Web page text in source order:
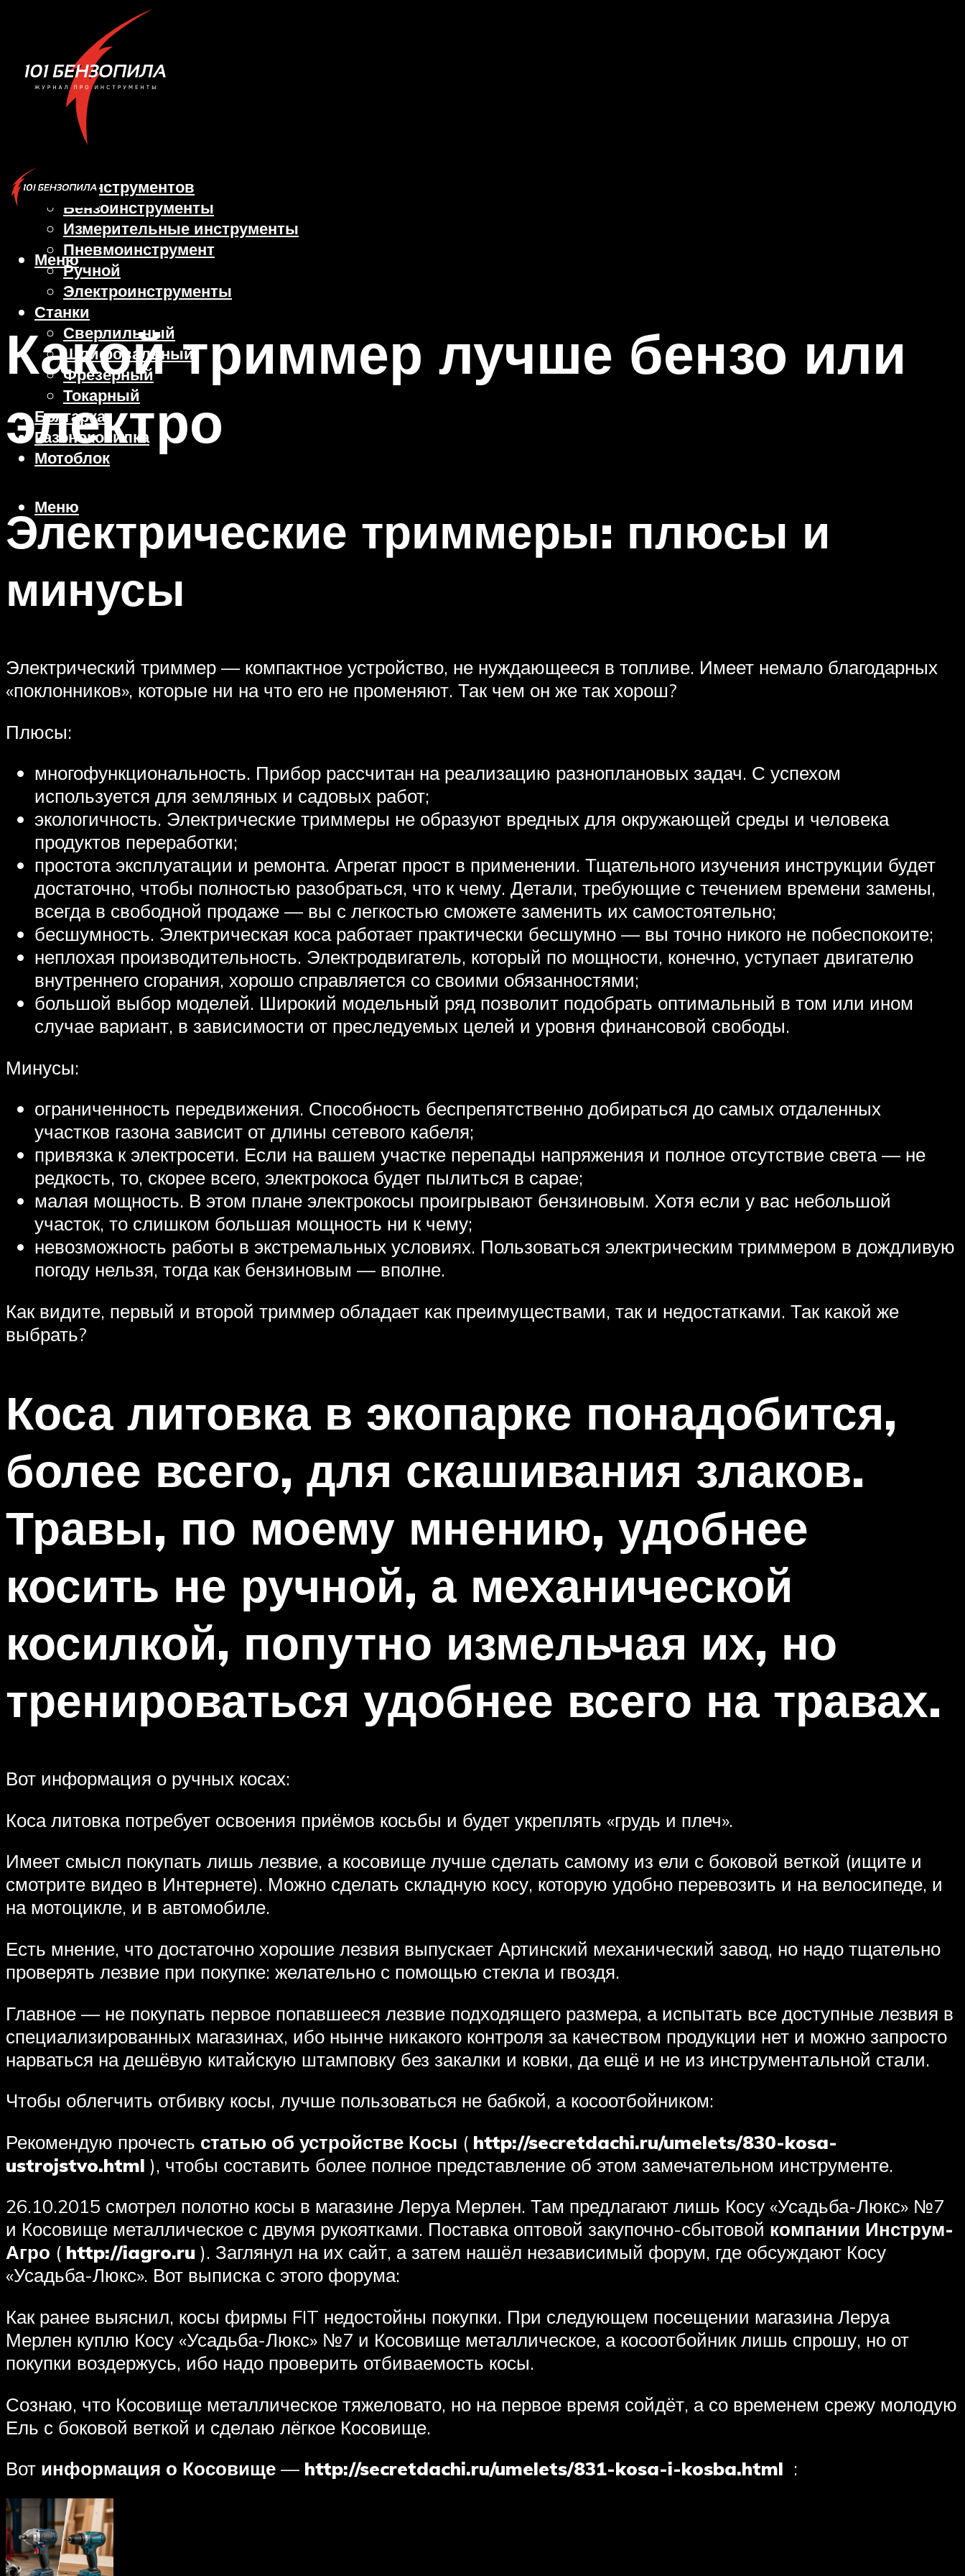
Виды инструментов
Бензоинструменты
Измерительные инструменты
Пневмоинструмент
Ручной
Электроинструменты
Станки
Сверлильный
Шлифовальный
Фрезерный
Токарный
Болгарка
Газонокосилка
Мотоблок
Меню
Меню
Какой триммер лучше бензо или
электро
Электрические триммеры: плюсы и
минусы
Электрический триммер — компактное устройство, не нуждающееся в топливе. Имеет немало благодарных
«поклонников», которые ни на что его не променяют. Так чем он же так хорош?
Плюсы:
многофункциональность. Прибор рассчитан на реализацию разноплановых задач. С успехом
используется для земляных и садовых работ;
экологичность. Электрические триммеры не образуют вредных для окружающей среды и человека
продуктов переработки;
простота эксплуатации и ремонта. Агрегат прост в применении. Тщательного изучения инструкции будет
достаточно, чтобы полностью разобраться, что к чему. Детали, требующие с течением времени замены,
всегда в свободной продаже — вы с легкостью сможете заменить их самостоятельно;
бесшумность. Электрическая коса работает практически бесшумно — вы точно никого не побеспокоите;
неплохая производительность. Электродвигатель, который по мощности, конечно, уступает двигателю
внутреннего сгорания, хорошо справляется со своими обязанностями;
большой выбор моделей. Широкий модельный ряд позволит подобрать оптимальный в том или ином
случае вариант, в зависимости от преследуемых целей и уровня финансовой свободы.
Минусы:
ограниченность передвижения. Способность беспрепятственно добираться до самых отдаленных
участков газона зависит от длины сетевого кабеля;
привязка к электросети. Если на вашем участке перепады напряжения и полное отсутствие света — не
редкость, то, скорее всего, электрокоса будет пылиться в сарае;
малая мощность. В этом плане электрокосы проигрывают бензиновым. Хотя если у вас небольшой
участок, то слишком большая мощность ни к чему;
невозможность работы в экстремальных условиях. Пользоваться электрическим триммером в дождливую
погоду нельзя, тогда как бензиновым — вполне.
Как видите, первый и второй триммер обладает как преимуществами, так и недостатками. Так какой же
выбрать?
Коса литовка в экопарке понадобится,
более всего, для скашивания злаков.
Травы, по моему мнению, удобнее
косить не ручной, а механической
косилкой, попутно измельчая их, но
тренироваться удобнее всего на травах.
Вот информация о ручных косах:
Коса литовка потребует освоения приёмов косьбы и будет укреплять «грудь и плеч».
Имеет смысл покупать лишь лезвие, а косовище лучше сделать самому из ели с боковой веткой (ищите и
смотрите видео в Интернете). Можно сделать складную косу, которую удобно перевозить и на велосипеде, и
на мотоцикле, и в автомобиле.
Есть мнение, что достаточно хорошие лезвия выпускает Артинский механический завод, но надо тщательно
проверять лезвие при покупке: желательно с помощью стекла и гвоздя.
Главное — не покупать первое попавшееся лезвие подходящего размера, а испытать все доступные лезвия в
специализированных магазинах, ибо нынче никакого контроля за качеством продукции нет и можно запросто
нарваться на дешёвую китайскую штамповку без закалки и ковки, да ещё и не из инструментальной стали.
Чтобы облегчить отбивку косы, лучше пользоваться не бабкой, а косоотбойником:
Рекомендую прочесть статью об устройстве Косы ( http://secretdachi.ru/umelets/830-kosa-
ustrojstvo.html ), чтобы составить более полное представление об этом замечательном инструменте.
26.10.2015 смотрел полотно косы в магазине Леруа Мерлен. Там предлагают лишь Косу «Усадьба-Люкс» №7
и Косовище металлическое с двумя рукоятками. Поставка оптовой закупочно-сбытовой компании Инструм-
Агро ( http://iagro.ru ). Заглянул на их сайт, а затем нашёл независимый форум, где обсуждают Косу
«Усадьба-Люкс». Вот выписка с этого форума:
Как ранее выяснил, косы фирмы FIT недостойны покупки. При следующем посещении магазина Леруа
Мерлен куплю Косу «Усадьба-Люкс» №7 и Косовище металлическое, а косоотбойник лишь спрошу, но от
покупки воздержусь, ибо надо проверить отбиваемость косы.
Сознаю, что Косовище металлическое тяжеловато, но на первое время сойдёт, а со временем срежу молодую
Ель с боковой веткой и сделаю лёгкое Косовище.
Вот информация о Косовище — http://secretdachi.ru/umelets/831-kosa-i-kosba.html :